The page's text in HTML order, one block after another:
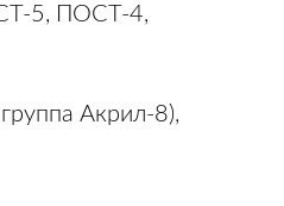
5, ПОСТ-4,
Акрил-8),